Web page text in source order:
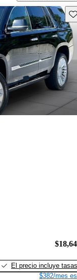
El precio incluye tasas
$382/mes